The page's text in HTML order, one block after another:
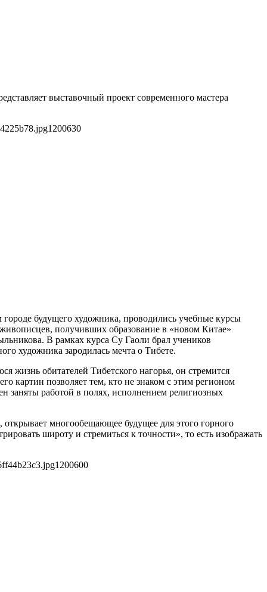
выставочный проект современного мастера
1200630
будущего художника, проводились учебные курсы
получивших образование в «новом Китае»
В рамках курса Су Гаоли брал учеников
художника зародилась мечта о Тибете.
обитателей Тибетского нагорья, он стремится
картин позволяет тем, кто не знаком с этим регионом
заняты работой в полях, исполнением религиозных
многообещающее будущее для этого горного
широту и стремиться к точности», то есть изображать
1200600